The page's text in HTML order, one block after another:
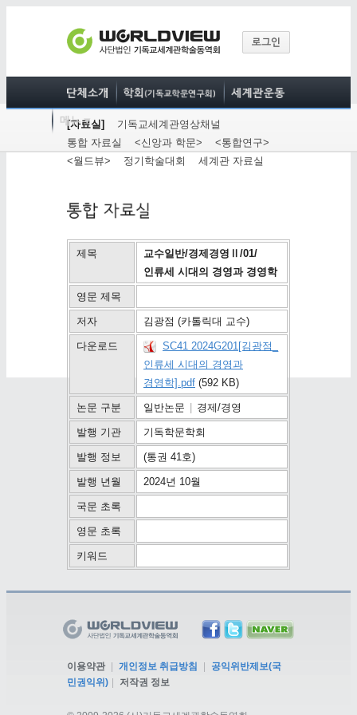
[자료실]
기독교세계관영상채널
통합 자료실
<신앙과 학문>
<통합연구>
<월드뷰>
정기학술대회 세계관 자료실
제목
교수일반/경제경영Ⅱ/01/
인류세 시대의 경영과 경영학
영문 제목
저자 김광점 (카톨릭대 교수)
다운로드
SC41 2024G201[김광점_
인류세 시대의 경영과
경영학].pdf (592 KB)
논문 구분 일반논문 경제/경영
발행 기관 기독학문학회
발행 정보 (통권 41호)
발행 년월 2024년 10월
국문 초록
영문 초록
키워드
이용약관 개인정보 취급방침
공익위반제보(국
민권익위)
저작권 정보